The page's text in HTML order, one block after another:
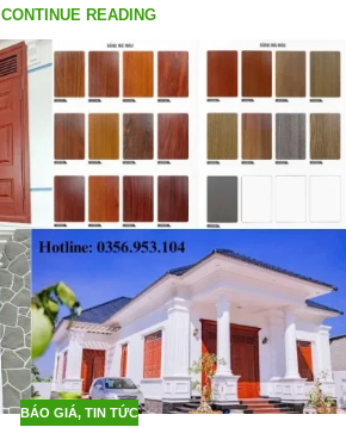
CONTINUE READING
BÁO GIÁ, TIN TỨC